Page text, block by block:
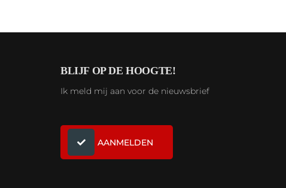
BLIJF OP DE HOOGTE!
Ik meld mij aan voor de nieuwsbrief
AANMELDEN